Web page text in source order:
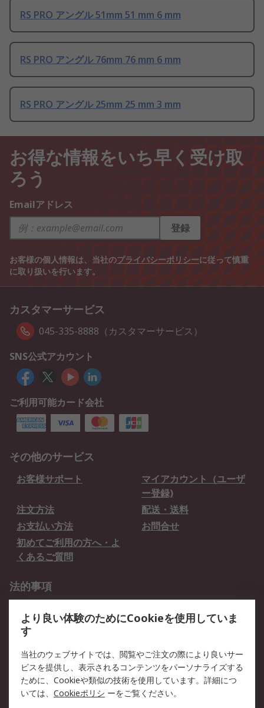
RS PRO アングル 51mm 51 mm 6 mm
RS PRO アングル 76mm 76 mm 6 mm
RS PRO アングル 25mm 25 mm 3 mm
お得な情報をいち早く受け取
ろう
Emailアドレス
登録
お客様の個人情報は、当社のプライバシーポリシーに従って慎重
に取り扱いを行います。
カスタマーサービス
045-335-8888（カスタマーサービス）
SNS公式アカウント
ご利用可能カード会社
その他のサービス
お客様サポート
マイアカウント（ユーザ
ー登録)
注文方法
配送・送料
お支払い方法
お問合せ
初めてご利用の方へ・よ
くあるご質問
法的事項
クッキーポリシー
RSについて
会社概要
採用情報
プレスリリース＆お知ら
コーポレートサイト
より良い体験のためにCookieを使用していま
す
当社のウェブサイトでは、閲覧やご注文の際により良いサー
ビスを提供し、表示されるコンテンツをパーソナライズする
ために、Cookieや類似の技術を使用しています。詳細につ
いては、 Cookieポリシ ーをご覧ください。